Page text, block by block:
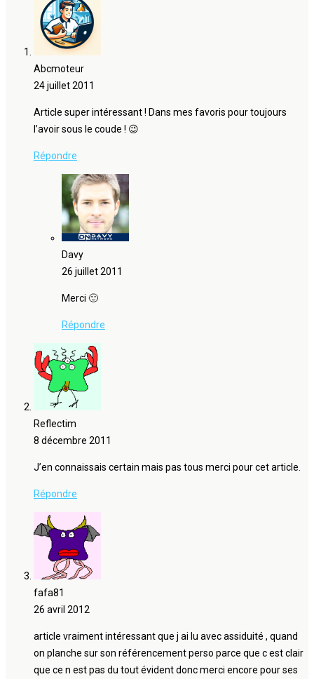
Abcmoteur
24 juillet 2011
Article super intéressant ! Dans mes favoris pour toujours
l’avoir sous le coude ! 😉
Répondre
Davy
26 juillet 2011
Merci 🙂
Répondre
Reflectim
8 décembre 2011
J’en connaissais certain mais pas tous merci pour cet article.
Répondre
fafa81
26 avril 2012
article vraiment intéressant que j ai lu avec assiduité , quand
on planche sur son référencement perso parce que c est clair
que ce n est pas du tout évident donc merci encore pour ses